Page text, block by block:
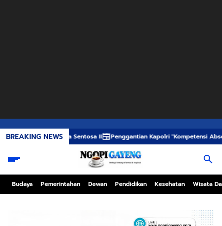
BREAKING NEWS
Mutiara Sentosa II Penggantian Kapolri "Kompetensi Absolut
Budaya Pemerintahan Dewan Pendidikan Kesehatan Wisata